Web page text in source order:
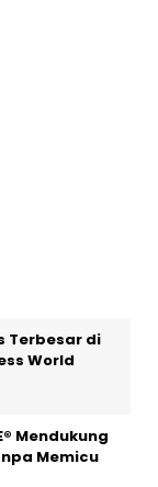
Terbesar di
World
Mendukung
Memicu